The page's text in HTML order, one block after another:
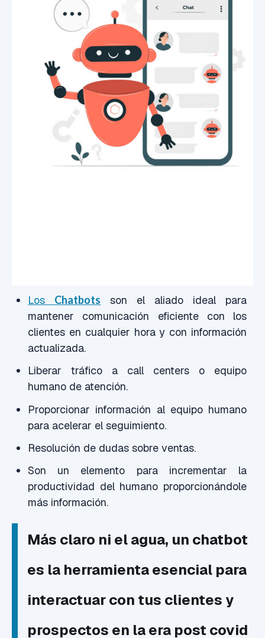
Los Chatbots son el aliado ideal para
mantener comunicación eficiente con los
clientes en cualquier hora y con información
actualizada.
Liberar tráfico a call centers o equipo
humano de atención.
Proporcionar información al equipo humano
para acelerar el seguimiento.
Resolución de dudas sobre ventas.
Son un elemento para incrementar la
productividad del humano proporcionándole
más información.
Más claro ni el agua, un chatbot
es la herramienta esencial para
interactuar con tus clientes y
prospectos en la era post covid